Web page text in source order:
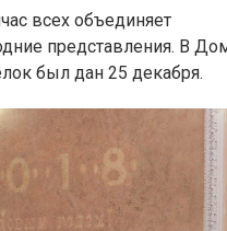
всех объединяет
представления. В
был дан 25 декабря.